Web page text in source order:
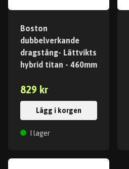
Boston
dubbelverkande
dragstång- Lättvikts
hybrid titan - 460mm
829 kr
Lägg i korgen
I lager